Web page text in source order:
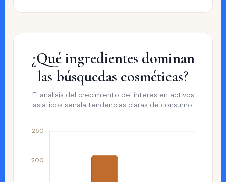
¿Qué ingredientes dominan
las búsquedas cosméticas?
El análisis del crecimiento del interés en activos
asiáticos señala tendencias claras de consumo.